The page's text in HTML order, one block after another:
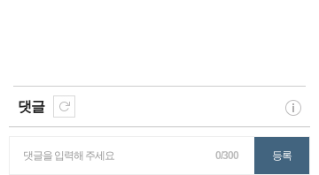
댓글
댓글을 입력해 주세요 0/300 등록